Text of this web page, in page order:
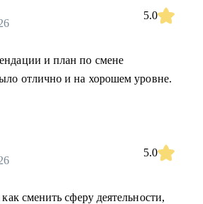
5.0
и план по смене
отлично и на хорошем уровне.
5.0
сменить сферу деятельности,